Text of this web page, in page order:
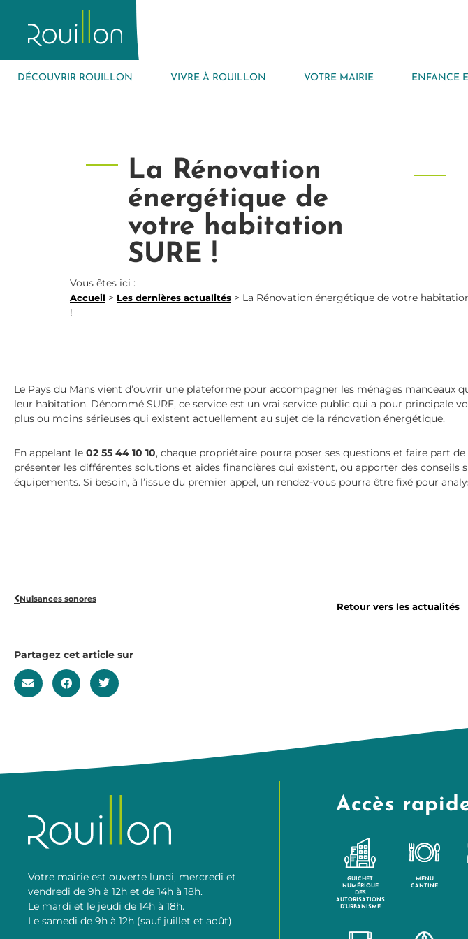
DÉCOUVRIR ROUILLON VIVRE À ROUILLON VOTRE MAIRIE ENFANCE
La Rénovation
énergétique de
votre habitation
SURE !
Vous êtes ici :
Accueil > Les dernières actualités > La Rénovation énergétique de votre
!
Le Pays du Mans vient d’ouvrir une plateforme pour accompagner les ménages
leur habitation. Dénommé SURE, ce service est un vrai service public qui a pour principale
plus ou moins sérieuses qui existent actuellement au sujet de la rénovation énergétique.
En appelant le 02 55 44 10 10, chaque propriétaire pourra poser ses questions et faire part
présenter les différentes solutions et aides financières qui existent, ou apporter des
équipements. Si besoin, à l’issue du premier appel, un rendez-vous pourra être fixé pour
Nuisances sonores
Retour vers les actualités
Partagez cet article sur
Votre mairie est ouverte lundi, mercredi et
vendredi de 9h à 12h et de 14h à 18h.
Le mardi et le jeudi de 14h à 18h.
Le samedi de 9h à 12h (sauf juillet et août)
Accès
GUICHET
NUMÉRIQUE
DES
AUTORISATIONS
D’URBANISME
MENU
CANTINE